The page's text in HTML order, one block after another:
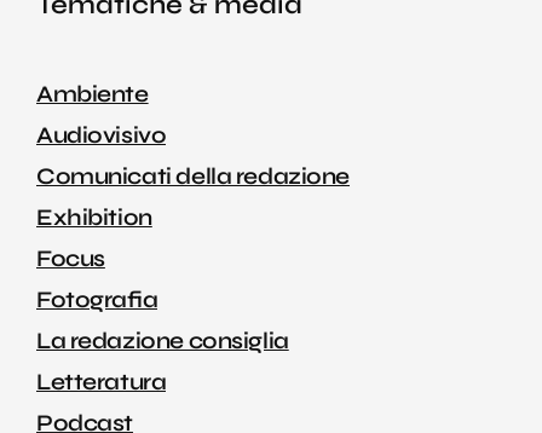
Ambiente
Audiovisivo
Comunicati della redazione
Exhibition
Focus
Fotografia
La redazione consiglia
Letteratura
Podcast